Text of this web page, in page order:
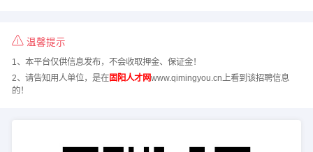
温馨提示
1、本平台仅供信息发布，不会收取押金、保证金！
2、请告知用人单位，是在固阳人才网www.qimingyou.cn上看到该招聘信息
的！